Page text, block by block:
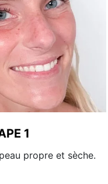
1
propre et sèche.